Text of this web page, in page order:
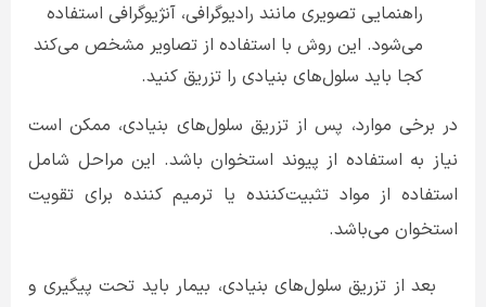
راهنمایی تصویری مانند رادیوگرافی، آنژیوگرافی استفاده
می‌شود. این روش با استفاده از تصاویر مشخص می‌کند
کجا باید سلول‌های بنیادی را تزریق کنید.
در برخی موارد، پس از تزریق سلول‌های بنیادی، ممکن است
نیاز به استفاده از پیوند استخوان باشد. این مراحل شامل
استفاده از مواد تثبیت‌کننده یا ترمیم کننده برای تقویت
استخوان می‌باشد.
بعد از تزریق سلول‌های بنیادی، بیمار باید تحت پیگیری و